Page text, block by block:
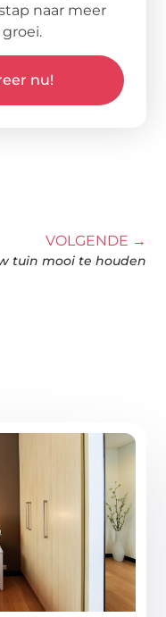
naar meer
nu!
VOLGENDE →
tuin mooi te houden